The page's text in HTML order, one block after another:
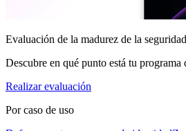
Evaluación de la madurez de la
Descubre en qué punto está tu programa
Realizar evaluación
Por caso de uso